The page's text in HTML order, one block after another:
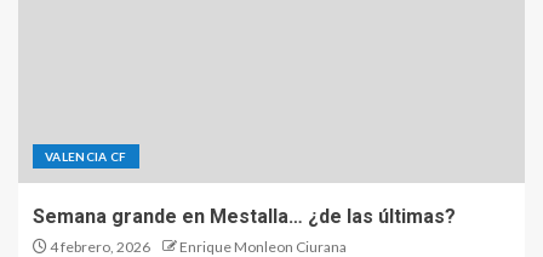
VALENCIA CF
Semana grande en Mestalla… ¿de las últimas?
4 febrero, 2026 Enrique Monleon Ciurana